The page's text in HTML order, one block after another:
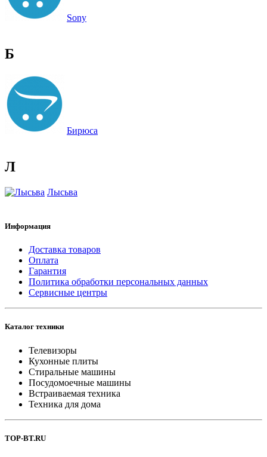
Sony
Б
Бирюса
Л
Лысьва
Информация
Доставка товаров
Оплата
Гарантия
Политика обработки персональных данных
Сервисные центры
Каталог техники
Телевизоры
Кухонные плиты
Стиральные машины
Посудомоечные машины
Встраиваемая техника
Техника для дома
TOP-BT.RU